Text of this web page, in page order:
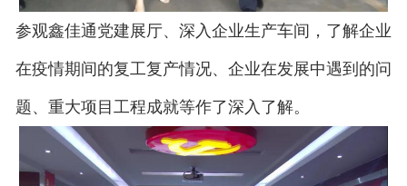
参观鑫佳通党建展厅、深入企业生产车间，了解企业
在疫情期间的复工复产情况、企业在发展中遇到的问
题、重大项目工程成就等作了深入了解。